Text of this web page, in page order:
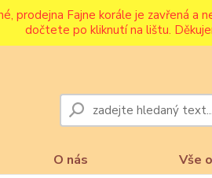
prodejna Fajne korále je zavřená
dočtete po kliknutí na lištu.
O nás Vše